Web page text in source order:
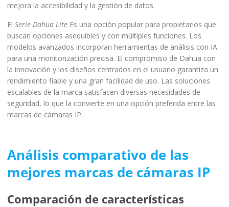
mejora la accesibilidad y la gestión de datos.
El Serie Dahua Lite Es una opción popular para propietarios que
buscan opciones asequibles y con múltiples funciones. Los
modelos avanzados incorporan herramientas de análisis con IA
para una monitorización precisa. El compromiso de Dahua con
la innovación y los diseños centrados en el usuario garantiza un
rendimiento fiable y una gran facilidad de uso. Las soluciones
escalables de la marca satisfacen diversas necesidades de
seguridad, lo que la convierte en una opción preferida entre las
marcas de cámaras IP.
Análisis comparativo de las
mejores marcas de cámaras IP
Comparación de características